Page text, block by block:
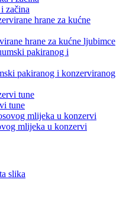
začina
hrane za kućne ljubimce
pakiranog i konzerviranog
tune
mlijeka u konzervi